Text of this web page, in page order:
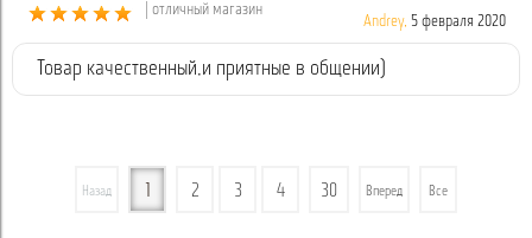
| отличный магазин
Andrey, 5 февраля 2020
Товар качественный,и приятные в общении)
Назад 2 3 4 30 Вперед Все